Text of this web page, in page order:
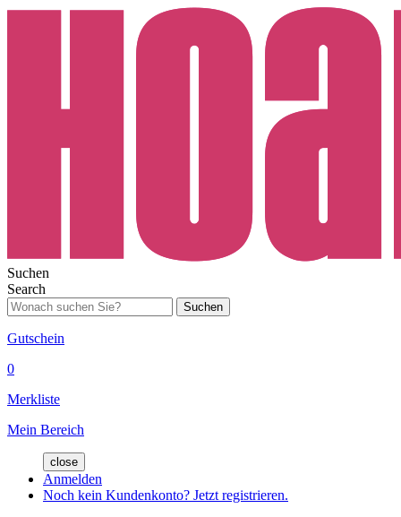
Suchen
Search
Suchen
Gutschein
0
Merkliste
Mein Bereich
close
Anmelden
Noch kein Kundenkonto? Jetzt registrieren.